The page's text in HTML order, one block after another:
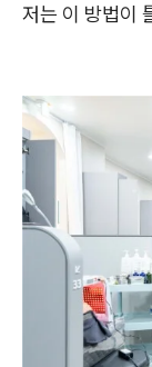
저는 이 방법이